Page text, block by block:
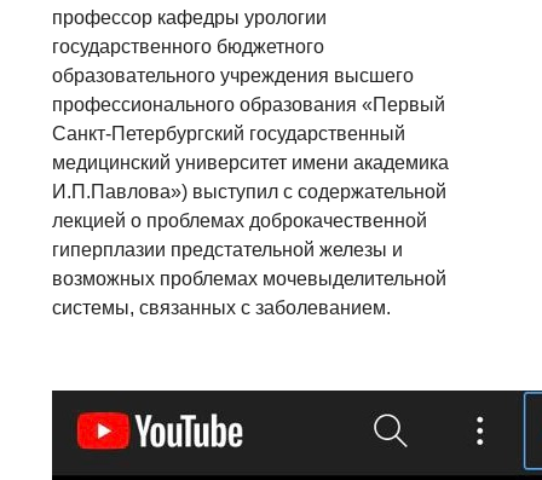
профессор кафедры урологии
государственного бюджетного
образовательного учреждения высшего
профессионального образования «Первый
Санкт-Петербургский государственный
медицинский университет имени академика
И.П.Павлова») выступил с содержательной
лекцией о проблемах доброкачественной
гиперплазии предстательной железы и
возможных проблемах мочевыделительной
системы, связанных с заболеванием.